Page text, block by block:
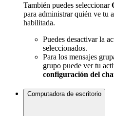
También puedes seleccionar
para administrar quién ve tu
habilitada.
Puedes desactivar la
seleccionados.
Para los mensajes
grupo puede ver tu
configuración del
Computadora de escritorio